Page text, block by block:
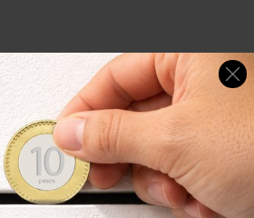
atención de los autores fue queel
el ex presidente Felipe
del Estado Mayor
incrementar el número de
asignados a su familia. Es decir
ex presidentes consideró que la
(esposa e hijos),